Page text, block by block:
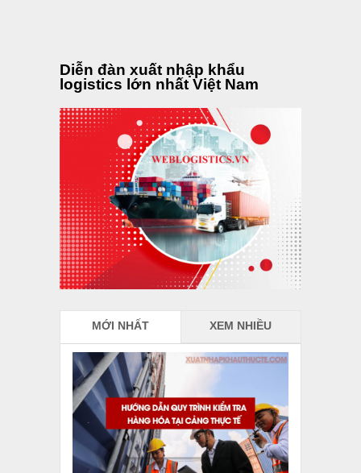
Diễn đàn xuất nhập khẩu
logistics lớn nhất Việt Nam
MỚI NHẤT XEM NHIỀU